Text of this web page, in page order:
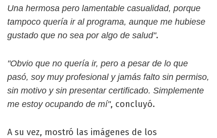
Una hermosa pero lamentable casualidad, porque
tampoco quería ir al programa, aunque me hubiese
gustado que no sea por algo de salud".
"Obvio que no quería ir, pero a pesar de lo que
pasó, soy muy profesional y jamás falto sin permiso,
sin motivo y sin presentar certificado. Simplemente
me estoy ocupando de mí", concluyó.
A su vez, mostró las imágenes de los